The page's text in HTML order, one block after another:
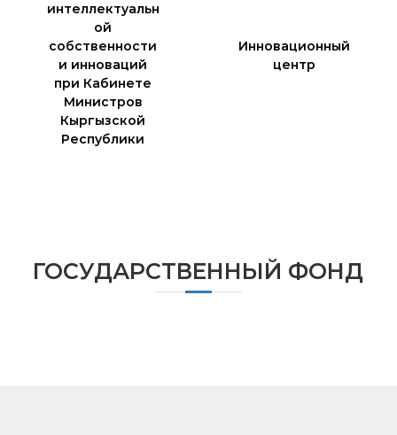
интеллектуальн
ой
собственности
и инноваций
при Кабинете
Министров
Кыргызской
Республики
Инновационный
центр
ГОСУДАРСТВЕННЫЙ ФОНД